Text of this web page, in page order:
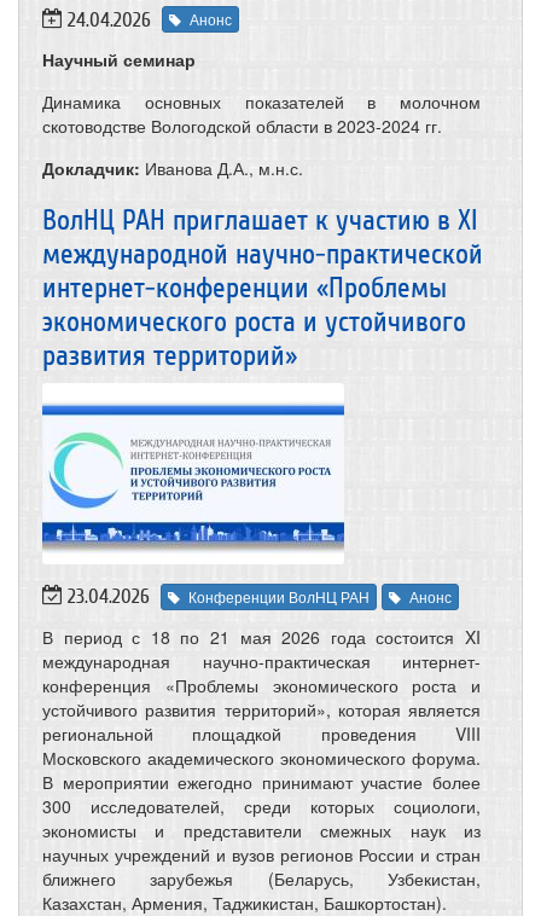
24.04.2026 Анонс
Научный семинар
Динамика основных показателей в молочном
скотоводстве Вологодской области в 2023-2024 гг.
Докладчик: Иванова Д.А., м.н.с.
ВолНЦ РАН приглашает к участию в XI
международной научно-практической
интернет-конференции «Проблемы
экономического роста и устойчивого
развития территорий»
23.04.2026 Конференции ВолНЦ РАН Анонс
В период с 18 по 21 мая 2026 года состоится XI
международная научно-практическая интернет-
конференция «Проблемы экономического роста и
устойчивого развития территорий», которая является
региональной площадкой проведения VIII
Московского академического экономического форума.
В мероприятии ежегодно принимают участие более
300 исследователей, среди которых социологи,
экономисты и представители смежных наук из
научных учреждений и вузов регионов России и стран
ближнего зарубежья (Беларусь, Узбекистан,
Казахстан, Армения, Таджикистан, Башкортостан).